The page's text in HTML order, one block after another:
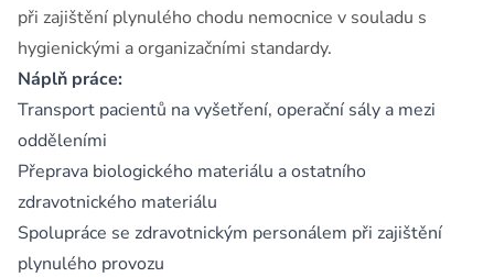
při zajištění plynulého chodu nemocnice v souladu s
hygienickými a organizačními standardy.
Náplň práce:
Transport pacientů na vyšetření, operační sály a mezi
odděleními
Přeprava biologického materiálu a ostatního
zdravotnického materiálu
Spolupráce se zdravotnickým personálem při zajištění
plynulého provozu